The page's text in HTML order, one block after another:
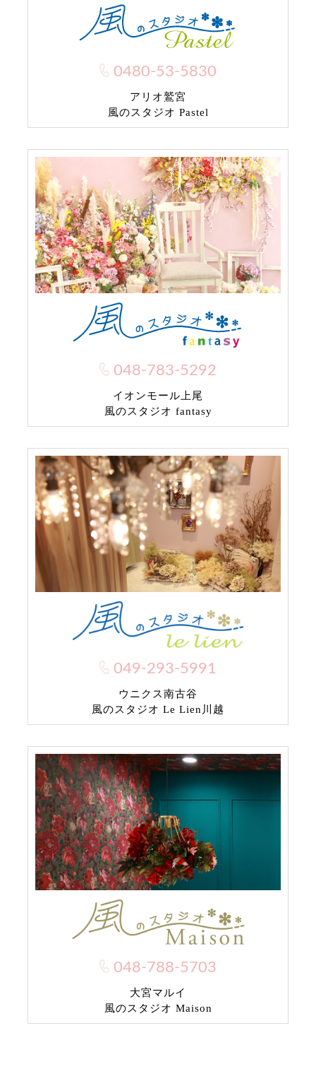
0480-53-5830
アリオ鷲宮
風のスタジオ Pastel
048-783-5292
イオンモール上尾
風のスタジオ fantasy
049-293-5991
ウニクス南古谷
風のスタジオ Le Lien川越
048-788-5703
大宮マルイ
風のスタジオ Maison